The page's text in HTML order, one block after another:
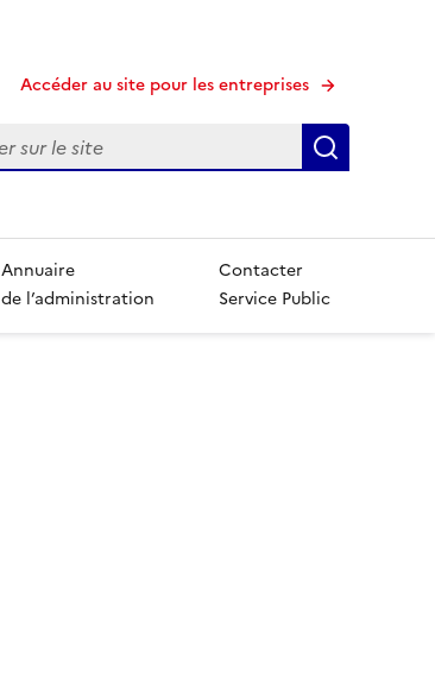
Accéder au site pour les entreprises
Annuaire
de l’administration
Contacter
Service Public